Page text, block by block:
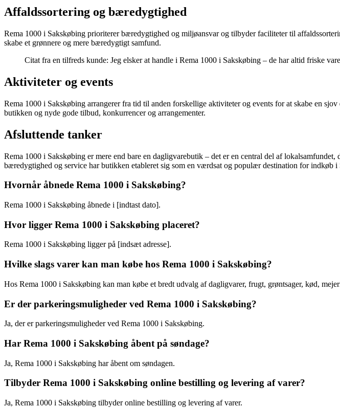
Affaldssortering og bæredygtighed
Rema 1000 i Sakskøbing prioriterer bæredygtighed og miljøansvar og tilbyder faciliteter til
skabe et grønnere og mere bæredygtigt samfund.
Citat fra en tilfreds kunde: Jeg elsker at handle i Rema 1000 i Sakskøbing – de har altid friske
Aktiviteter og events
Rema 1000 i Sakskøbing arrangerer fra tid til anden forskellige aktiviteter og events for at skabe en
butikken og nyde gode tilbud, konkurrencer og arrangementer.
Afsluttende tanker
Rema 1000 i Sakskøbing er mere end bare en dagligvarebutik – det er en central del af
bæredygtighed og service har butikken etableret sig som en værdsat og populær destination for indkøb i
Hvornår åbnede Rema 1000 i Sakskøbing?
Rema 1000 i Sakskøbing åbnede i [indtast dato].
Hvor ligger Rema 1000 i Sakskøbing placeret?
Rema 1000 i Sakskøbing ligger på [indsæt adresse].
Hvilke slags varer kan man købe hos Rema 1000 i Sakskøbing?
Hos Rema 1000 i Sakskøbing kan man købe et bredt udvalg af dagligvarer, frugt, grøntsager, kød,
Er der parkeringsmuligheder ved Rema 1000 i Sakskøbing?
Ja, der er parkeringsmuligheder ved Rema 1000 i Sakskøbing.
Har Rema 1000 i Sakskøbing åbent på søndage?
Ja, Rema 1000 i Sakskøbing har åbent om søndagen.
Tilbyder Rema 1000 i Sakskøbing online bestilling og levering af varer?
Ja, Rema 1000 i Sakskøbing tilbyder online bestilling og levering af varer.